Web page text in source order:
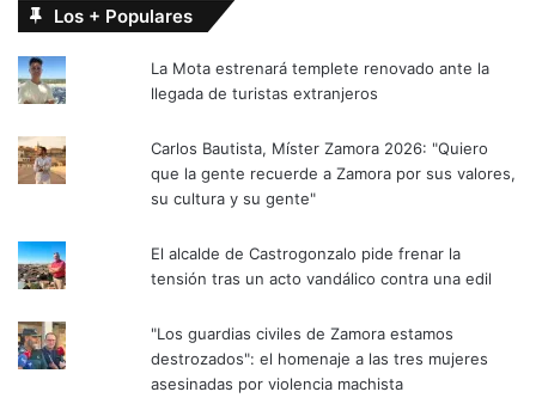
Los + Populares
La Mota estrenará templete renovado ante la
llegada de turistas extranjeros
Carlos Bautista, Míster Zamora 2026: "Quiero
que la gente recuerde a Zamora por sus valores,
su cultura y su gente"
El alcalde de Castrogonzalo pide frenar la
tensión tras un acto vandálico contra una edil
"Los guardias civiles de Zamora estamos
destrozados": el homenaje a las tres mujeres
asesinadas por violencia machista